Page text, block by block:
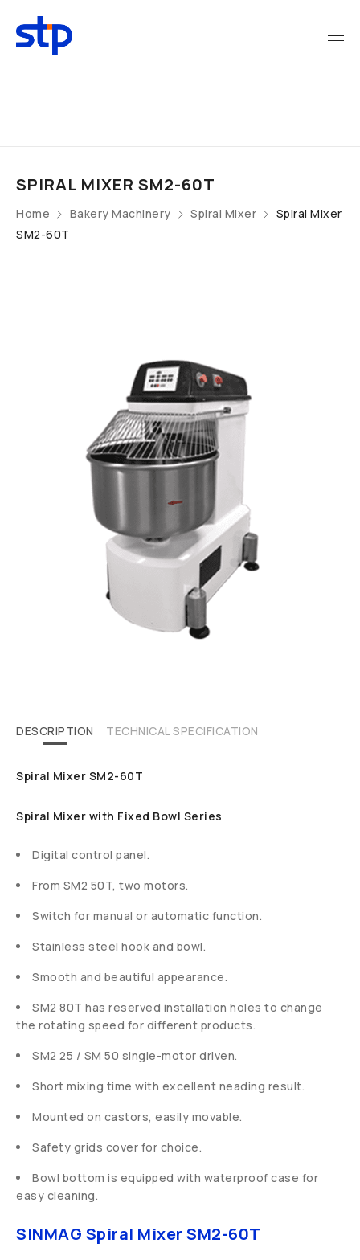
Home Bakery Machinery Spiral Mixer
Spiral Mixer
SM2-60T
SPIRAL MIXER SM2-60T
DESCRIPTION TECHNICAL SPECIFICATION
Spiral Mixer SM2-60T
Spiral Mixer with Fixed Bowl Series
Digital control panel.
From SM2 50T, two motors.
Switch for manual or automatic function.
Stainless steel hook and bowl.
Smooth and beautiful appearance.
SM2 80T has reserved installation holes to change
the rotating speed for different products.
SM2 25 / SM 50 single-motor driven.
Short mixing time with excellent neading result.
Mounted on castors, easily movable.
Safety grids cover for choice.
Bowl bottom is equipped with waterproof case for
easy cleaning.
SINMAG Spiral Mixer SM2-60T